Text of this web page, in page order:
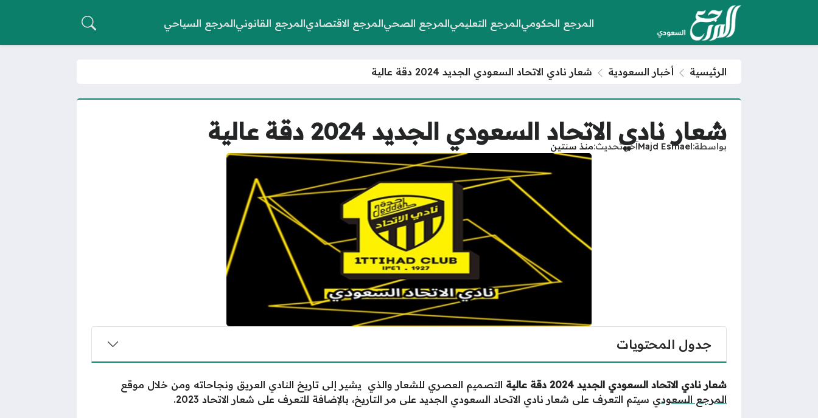
المرجع الحكوميالمرجع التعليميالمرجع الصحيالمرجع الاقتصاديالمرجع القانونيالمرجع السياحي
الرئيسية أخبار السعودية شعار نادي الاتحاد السعودي الجديد 2024 دقة عالية
شعار نادي الاتحاد السعودي الجديد 2024 دقة عالية
بواسطة Majd Esmaelآخر تحديث منذ سنتين
جدول المحتويات
شعار نادي الاتحاد السعودي الجديد 2024 دقة عالية
التصميم العصري للشعار والذي يشير إلى تاريخ النادي العريق ونجاحاته ومن خلال موقع
المرجع السعودي سيتم التعرف على شعار نادي الاتحاد السعودي الجديد على مر التاريخ، بالإضافة للتعرف على شعار الاتحاد 2023.